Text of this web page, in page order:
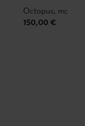
Octopus, mc
150,00 €